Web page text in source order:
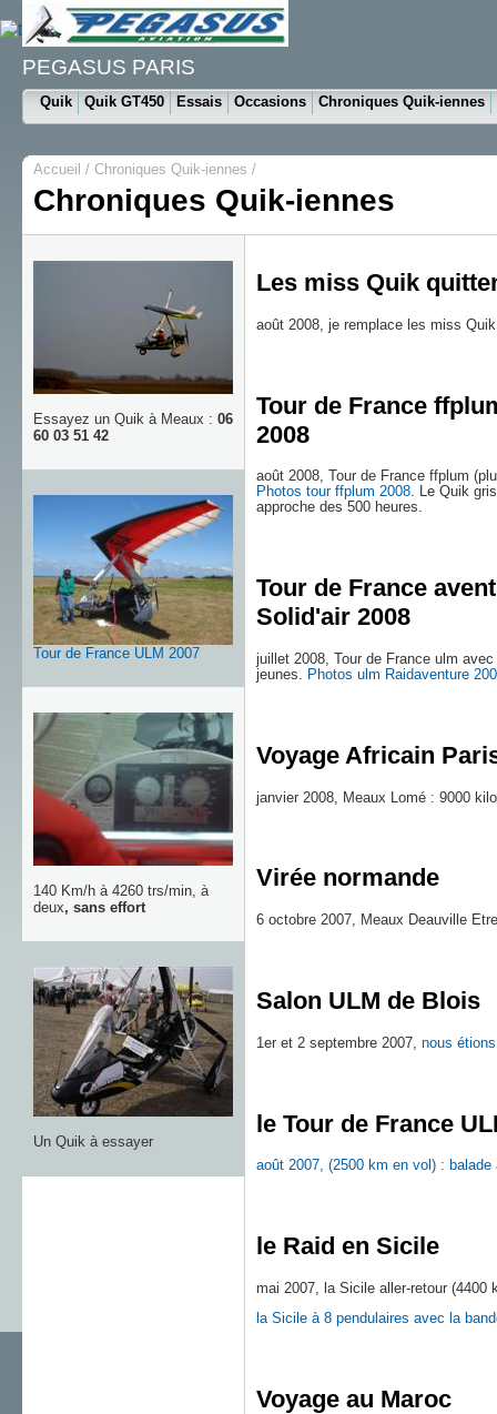
PEGASUS PARIS
Quik Quik GT450 Essais Occasions Chroniques Quik-iennes
Accueil / Chroniques Quik-iennes /
Chroniques Quik-iennes
Essayez un Quik à Meaux : 06
60 03 51 42
Tour de France ULM 2007
140 Km/h à 4260 trs/min, à
deux, sans effort
Un Quik à essayer
Les miss Quik
août 2008, je remplace les miss
Tour de France
2008
août 2008, Tour de France ffplum
Photos tour ffplum 2008. Le Quik gris
approche des 500 heures.
Tour de France
Solid'air 2008
juillet 2008, Tour de France ulm avec
jeunes.
Photos ulm Raidaventure
Voyage Africain
janvier 2008, Meaux Lomé : 9000
Virée normande
6 octobre 2007, Meaux Deauville
Salon ULM de Blois
1er et 2 septembre 2007, nous
le Tour de France
août 2007, (2500 km en vol) :
le Raid en Sicile
mai 2007, la Sicile aller-retour (4400
la Sicile à 8 pendulaires avec la
Voyage au Maroc